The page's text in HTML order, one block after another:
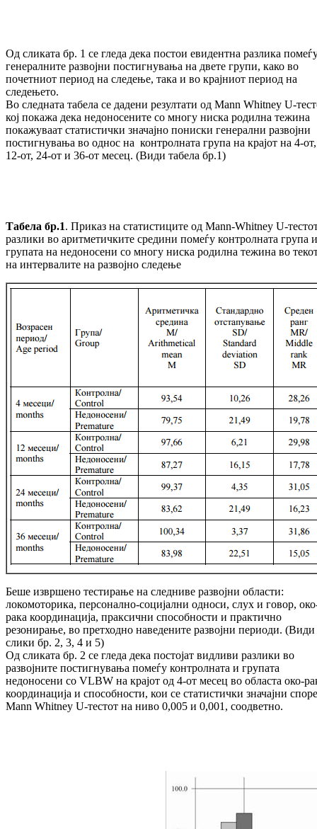
Од сликата бр. 1 се гледа дека постои евидентна разлика
генералните развојни постигнувања на двете групи, како во
почетниот период на следење, така и во крајниот период на
следењето.
Во следната табела се дадени резултати од Mann Whitney U-
кој покажа дека недоносените со многу ниска родилна тежина
покажуваат статистички значајно пониски генерални развојни
постигнувања во однос на контролната група на крајот на 4-от,
12-от, 24-от и 36-от месец. (Види табела бр.1)
Табела бр.1. Приказ на статистиците од Mann-Whitney U-
разлики во аритметичките средини помеѓу контролната група и
групата на недоносени со многу ниска родилна тежина во
на интервалите на развојно следење
Беше извршено тестирање на следниве развојни области:
локомоторика, персонално-социјални односи, слух и говор,
рака координација, праксични способности и практично
резонирање, во претходно наведените развојни периоди. (Види
слики бр. 2, 3, 4 и 5)
Од сликата бр. 2 се гледа дека постојат видливи разлики во
развојните постигнувања помеѓу контролната и групата
недоносени со VLBW на крајот од 4-от месец во областа око-
координација и способности, кои се статистички значајни
Mann Whitney U-тестот на ниво 0,005 и 0,001, соодветно.